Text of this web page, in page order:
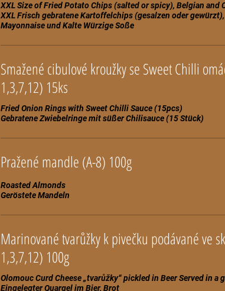
XXL Size of Fried Potato Chips (salted or spicy), Belgian and
XXL Frisch gebratene Kartoffelchips (gesalzen oder
Smažené cibulové kroužky se Sweet Chilli
1,3,7,12) 15ks
Fried Onion Rings with Sweet Chilli Sauce (15pcs)
Gebratene Zwiebelringe mit süßer Chilisauce (15 Stück)
Pražené mandle (A-8) 100g
Roasted Almonds
Marinované tvarůžky k pivečku podávané ve skle, chléb (A-
1,3,7,12) 100g
Olomouc Curd Cheese „tvarůžky“ pickled in Beer Served in a